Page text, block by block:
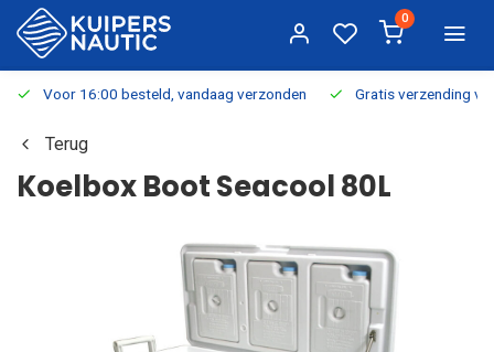
0
Voor 16:00 besteld, vandaag verzonden Gratis verzending
Terug
Koelbox Boot Seacool 80L